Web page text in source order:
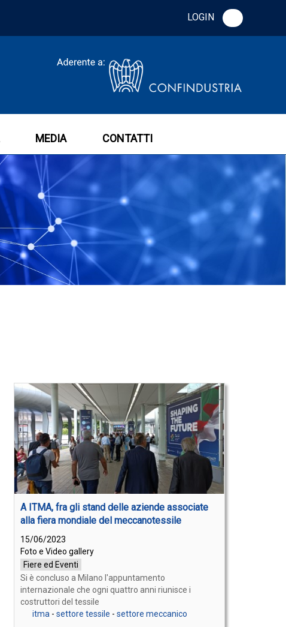
LOGIN
MEDIA CONTATTI
A ITMA, fra gli stand delle aziende associate
alla fiera mondiale del meccanotessile
15/06/2023
Foto e Video gallery
Fiere ed Eventi
Si è concluso a Milano l'appuntamento
internazionale che ogni quattro anni riunisce i
costruttori del tessile
itma -settore tessile -settore meccanico